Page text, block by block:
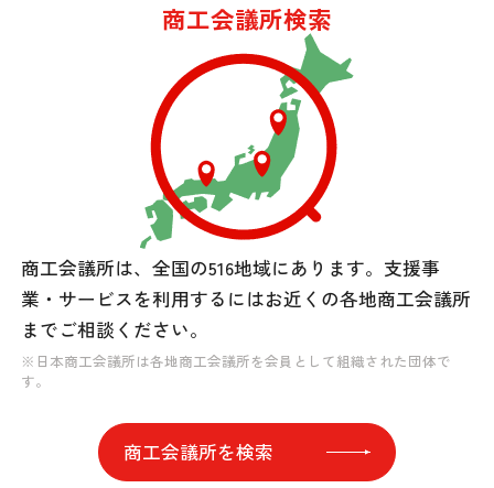
商工会議所検索
商工会議所は、全国の516地域にあります。 支援事
業・サービスを利用するにはお近くの各地商工会議所
までご相談ください。
※日本商工会議所は各地商工会議所を会員として組織された団体で
す。
商工会議所を検索